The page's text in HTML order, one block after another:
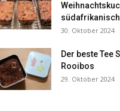
30. Oktober 2024
Der beste Tee
Rooibos
29. Oktober 2024